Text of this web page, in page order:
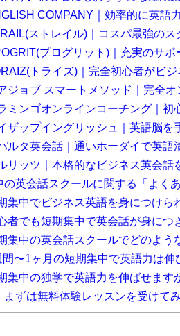
COMPANY｜効率的に英語
ストレイル)｜コスパ最強のス
プログリット)｜充実のサポ
トライズ)｜完全初心者がビ
ジョブ スマートメソッド｜完全
ミンゴオンラインコーチング｜初
ザップイングリッシュ｜英語脳を
ルタ英会話｜通いホーダイで英語
リッツ｜本格的なビジネス英会話
の英会話スクールに関する「よくあ
集中でビジネス英語を身につけら
者でも短期集中で英会話が身につ
集中の英会話スクールでどのよう
間〜1ヶ月の短期集中で英語力は伸
集中の独学で英語力を伸ばせます
まずは無料体験レッスンを受けて